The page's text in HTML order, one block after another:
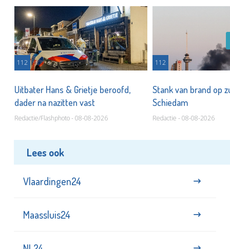
112
Uitbater Hans & Grietje beroofd,
dader na nazitten vast
Redactie/Flashphoto - 08-08-2026
112
Stank van brand op
Schiedam
Redactie - 08-08-2026
Lees ook
Vlaardingen24
Maassluis24